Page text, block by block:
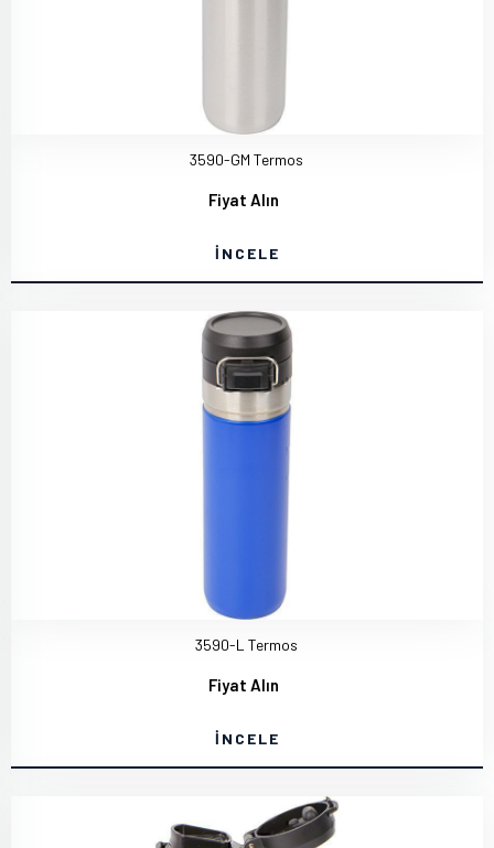
3590-GM Termos
Fiyat Alın
İNCELE
3590-L Termos
Fiyat Alın
İNCELE